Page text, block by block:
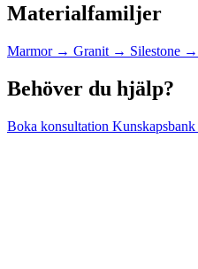
Materialfamiljer
Marmor → Granit → Silestone →
Behöver du hjälp?
Boka konsultation Kunskapsbank